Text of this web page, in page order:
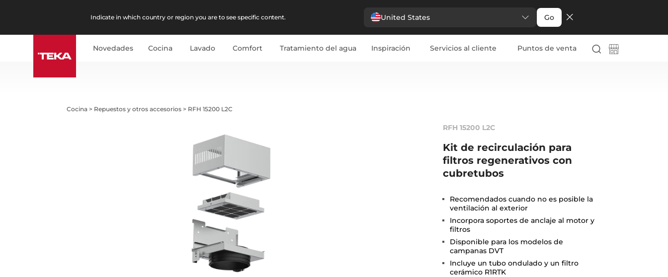
Indicate in which country or region you are to see specific content. United States Go
Novedades Cocina Lavado Comfort Tratamiento del agua Inspiración Servicios al cliente Puntos de venta
Cocina > Repuestos y otros accesorios > RFH 15200 L2C
RFH 15200 L2C
Kit de recirculación para
filtros regenerativos con
cubretubos
Recomendados cuando no es posible la
ventilación al exterior
Incorpora soportes de anclaje al motor y
filtros
Disponible para los modelos de
campanas DVT
Incluye un tubo ondulado y un filtro
cerámico R1RTK